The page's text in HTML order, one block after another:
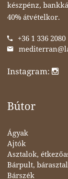
készpénz,
40% átvételkor.
+36 1 336 2080
Instagram:
Bútor
Ágyak
Ajtók
Asztalok,
Bárpult, bárasztal
Bárszék